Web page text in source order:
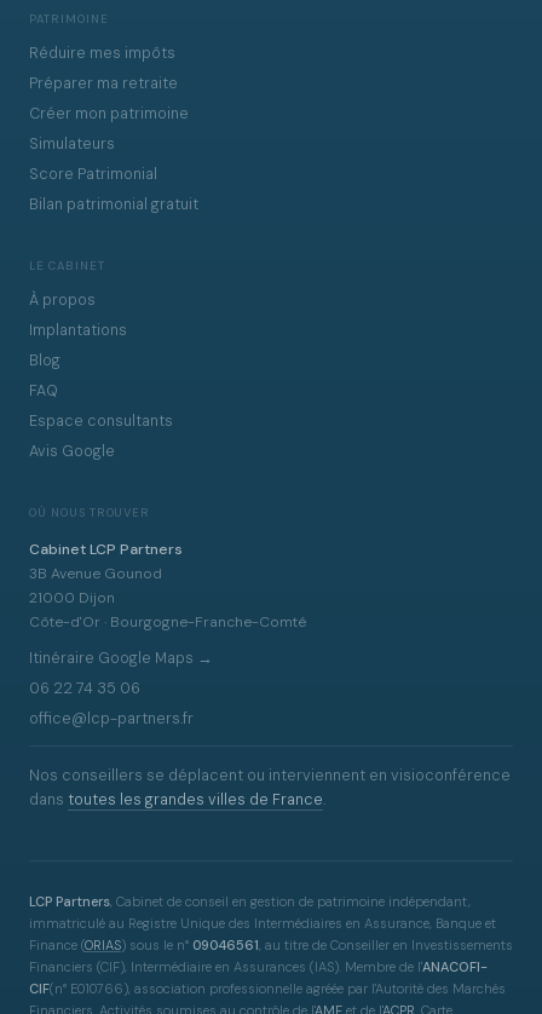
PATRIMOINE
Réduire mes impôts
Préparer ma retraite
Créer mon patrimoine
Simulateurs
Score Patrimonial
Bilan patrimonial gratuit
LE CABINET
À propos
Implantations
Blog
FAQ
Espace consultants
Avis Google
OÙ NOUS TROUVER
Cabinet LCP Partners
3B Avenue Gounod
21000 Dijon
Côte-d'Or · Bourgogne-Franche-Comté
Itinéraire Google Maps →
06 22 74 35 06
office@lcp-partners.fr
Nos conseillers se déplacent ou interviennent en visioconférence
dans toutes les grandes villes de France.
LCP Partners , Cabinet de conseil en gestion de patrimoine indépendant,
immatriculé au Registre Unique des Intermédiaires en Assurance, Banque et
Finance (ORIAS) sous le n° 09046561 , au titre de Conseiller en Investissements
Financiers (CIF), Intermédiaire en Assurances (IAS). Membre de l'ANACOFI-
CIF(n° E010766), association professionnelle agréée par l'Autorité des Marchés
Financiers. Activités soumises au contrôle de l'AMF et de l'ACPR . Carte